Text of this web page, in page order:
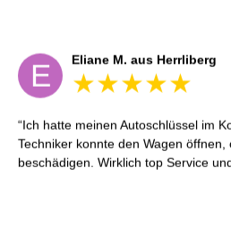
E Eliane M. aus Herrliberg
Ich hatte meinen Autoschlüssel im
Techniker konnte den Wagen öffnen,
beschädigen. Wirklich top Service